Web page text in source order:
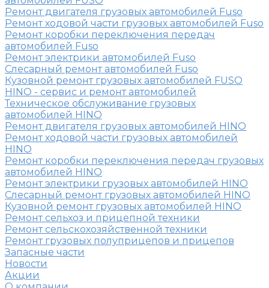
Ремонт двигателя грузовых автомобилей Fuso
Ремонт ходовой части грузовых автомобилей Fuso
Ремонт коробки переключения передач
автомобилей Fuso
Ремонт электрики автомобилей Fuso
Слесарный ремонт автомобилей Fuso
Кузовной ремонт грузовых автомобилей FUSO
HINO - сервис и ремонт автомобилей
Техническое обслуживание грузовых
автомобилей HINO
Ремонт двигателя грузовых автомобилей HINO
Ремонт ходовой части грузовых автомобилей
HINO
Ремонт коробки переключения передач грузовых
автомобилей HINO
Ремонт электрики грузовых автомобилей HINO
Слесарный ремонт грузовых автомобилей HINO
Кузовной ремонт грузовых автомобилей HINO
Ремонт сельхоз и прицепной техники
Ремонт сельскохозяйственной техники
Ремонт грузовых полуприцепов и прицепов
Запасные части
Новости
Акции